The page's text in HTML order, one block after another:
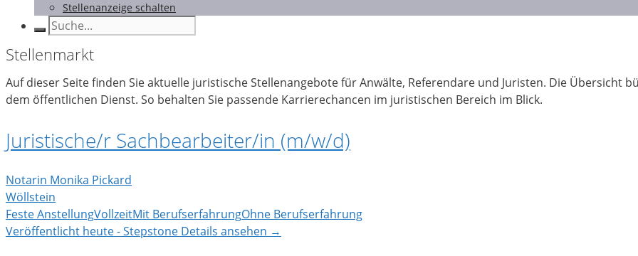
Stellenanzeige schalten
Stellenmarkt
Auf dieser Seite finden Sie aktuelle juristische Stellenangebote für Anwälte, Referendare und Juristen. Die Übersicht
dem öffentlichen Dienst. So behalten Sie passende Karrierechancen im juristischen Bereich im Blick.
Juristische/r Sachbearbeiter/in (m/w/d)
Notarin Monika Pickard
Wöllstein
Feste AnstellungVollzeitMit BerufserfahrungOhne Berufserfahrung
Veröffentlicht heute - Stepstone Details ansehen →